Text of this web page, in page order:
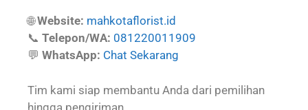
🌐Website: mahkotaflorist.id
📞 Telepon/WA: 081220011909
💬 WhatsApp: Chat Sekarang
Tim kami siap membantu Anda dari pemilihan
hingga pengiriman.